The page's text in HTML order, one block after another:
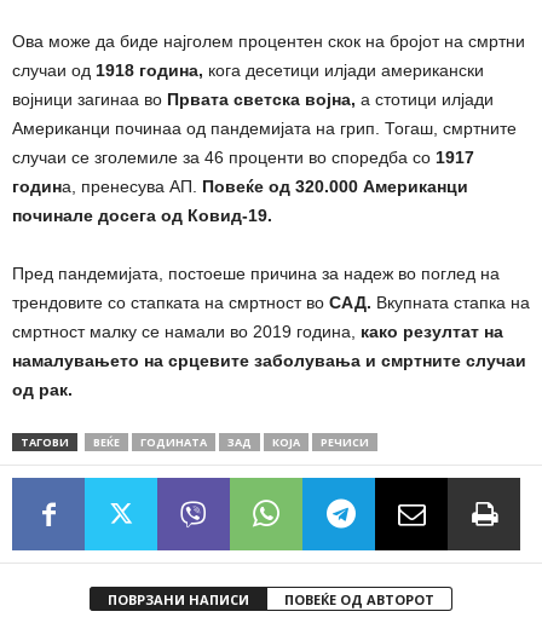
Ова може да биде најголем процентен скок на бројот на смртни
случаи од 1918 година, кога десетици илјади американски
војници загинаа во Првата светска војна, а стотици илјади
Американци починаа од пандемијата на грип. Тогаш, смртните
случаи се зголемиле за 46 проценти во споредба со 1917
година, пренесува АП. Повеќе од 320.000 Американци
починале досега од Ковид-19.
Пред пандемијата, постоеше причина за надеж во поглед на
трендовите со стапката на смртност во САД. Вкупната стапка на
смртност малку се намали во 2019 година, како резултат на
намалувањето на срцевите заболувања и смртните случаи
од рак.
ТАГОВИ ВЕЌЕ ГОДИНАТА ЗАД КОЈА РЕЧИСИ
ПОВРЗАНИ НАПИСИ ПОВЕЌЕ ОД АВТОРОТ